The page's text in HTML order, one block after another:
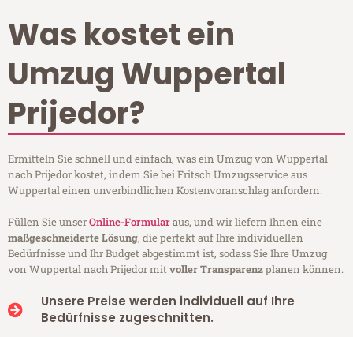
Was kostet ein
Umzug Wuppertal
Prijedor?
Ermitteln Sie schnell und einfach, was ein Umzug von Wuppertal
nach Prijedor kostet, indem Sie bei Fritsch Umzugsservice aus
Wuppertal einen unverbindlichen Kostenvoranschlag anfordern.
Füllen Sie unserOnline-Formularaus, und wir liefern Ihnen eine
maßgeschneiderte Lösung, die perfekt auf Ihre individuellen
Bedürfnisse und Ihr Budget abgestimmt ist, sodass Sie Ihre Umzug
von Wuppertal nach Prijedor mitvoller Transparenzplanen können.
Unsere Preise werden individuell auf Ihre
Bedürfnisse zugeschnitten.